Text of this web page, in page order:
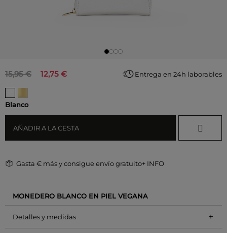
12,75 €
15,95 €
Blanco
AÑADIR A LA CESTA
Entrega en 24h laborables
Gasta € más y consigue envío gratuito+ INFO
MONEDERO BLANCO EN PIEL VEGANA
Detalles y medidas +